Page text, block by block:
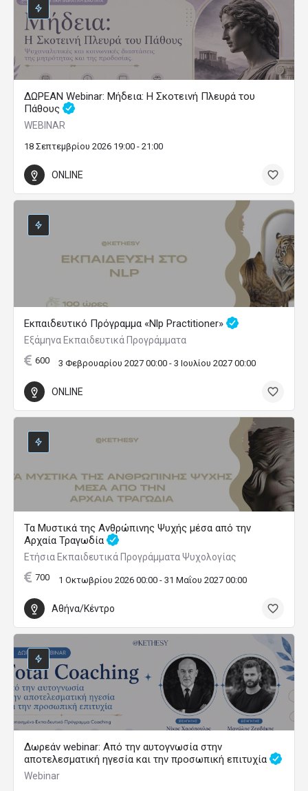
ΔΩΡΕΑΝ Webinar: Μήδεια: Η Σκοτεινή Πλευρά του
Πάθους
WEBINAR
18 Σεπτεμβρίου 2026 19:00 - 21:00
ONLINE
Εκπαιδευτικό Πρόγραμμα «Nlp Practitioner»
Εξάμηνα Εκπαιδευτικά Προγράμματα
600 3 Φεβρουαρίου 2027 00:00 - 3 Ιουλίου 2027 00:00
ONLINE
Τα Μυστικά της Ανθρώπινης Ψυχής μέσα από την
Αρχαία Τραγωδία
Ετήσια Εκπαιδευτικά Προγράμματα Ψυχολογίας
700 1 Οκτωβρίου 2026 00:00 - 31 Μαΐου 2027 00:00
Αθήνα/Κέντρο
Δωρεάν webinar: Από την αυτογνωσία στην
αποτελεσματική ηγεσία και την προσωπική επιτυχία
Webinar